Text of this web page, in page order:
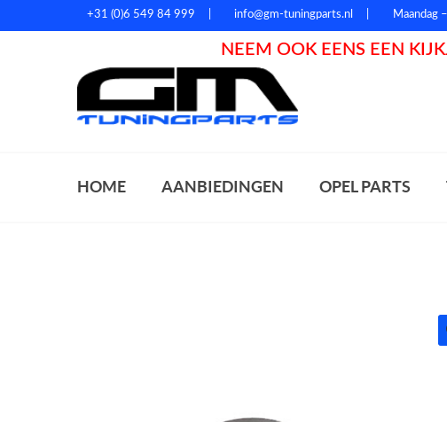
+31 (0)6 549 84 999 info@gm-tuningparts.nl Maandag
NEEM OOK EENS EEN
HOME AANBIEDINGEN OPEL PARTS